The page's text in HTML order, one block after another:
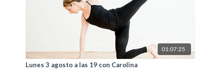
01:07:25
Lunes 3 agosto a las 19 con Carolina